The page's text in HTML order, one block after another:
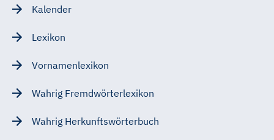
Kalender
Lexikon
Vornamenlexikon
Wahrig Fremdwörterlexikon
Wahrig Herkunftswörterbuch